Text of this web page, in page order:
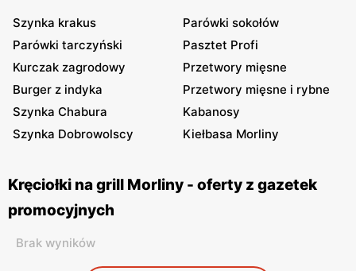
Szynka krakus
Parówki sokołów
Parówki tarczyński
Pasztet Profi
Kurczak zagrodowy
Przetwory mięsne
Burger z indyka
Przetwory mięsne i rybne
Szynka Chabura
Kabanosy
Szynka Dobrowolscy
Kiełbasa Morliny
Kręciołki na grill Morliny - oferty z gazetek
promocyjnych
Brak wyników